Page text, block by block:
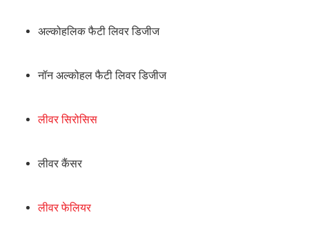
अल्कोहलिक फैटी लिवर डिजीज
नॉन अल्कोहल फैटी लिवर डिजीज
लीवर सिरोसिस
लीवर कैंसर
लीवर फेलियर